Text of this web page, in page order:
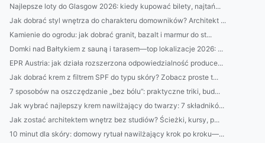
Najlepsze loty do Glasgow 2026: kiedy kupować bilety, najtań...
Jak dobrać styl wnętrza do charakteru domowników? Architekt ...
Kamienie do ogrodu: jak dobrać granit, bazalt i marmur do st...
Domki nad Bałtykiem z sauną i tarasem—top lokalizacje 2026: ...
EPR Austria: jak działa rozszerzona odpowiedzialność produce...
Jak dobrać krem z filtrem SPF do typu skóry? Zobacz proste t...
7 sposobów na oszczędzanie „bez bólu”: praktyczne triki, bud...
Jak wybrać najlepszy krem nawilżający do twarzy: 7 składnikó...
Jak zostać architektem wnętrz bez studiów? Ścieżki, kursy, p...
10 minut dla skóry: domowy rytuał nawilżający krok po kroku—...